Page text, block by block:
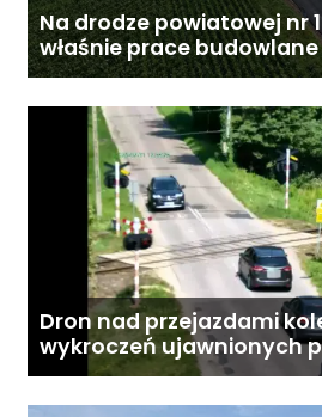
Na drodze powiatowej nr
właśnie prace
przebudową drogi
Dron nad przejazdami
wykroczeń ujawnionych
„Bezpieczny przejazd